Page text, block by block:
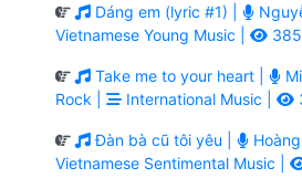
Dáng em (lyric #1) |
Vietnamese Young Music |
Take me to your heart |
Rock |
International Music |
Đàn bà cũ tôi yêu |
Vietnamese Sentimental Music |